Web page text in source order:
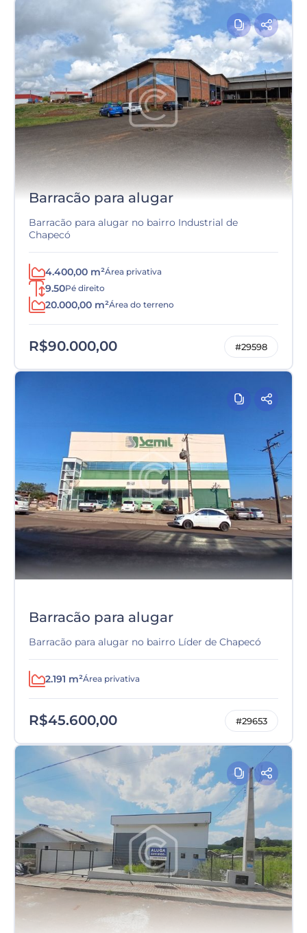
Barracão para alugar
Barracão para alugar no bairro Industrial de
Chapecó
4.400,00 m²Área privativa
9.50Pé direito
20.000,00 m²Área do terreno
R$90.000,00 #29598
Barracão para alugar
Barracão para alugar no bairro Líder de Chapecó
2.191 m²Área privativa
R$45.600,00 #29653